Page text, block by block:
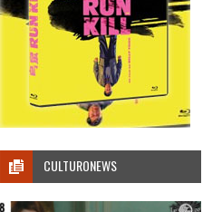
CULTURONEWS